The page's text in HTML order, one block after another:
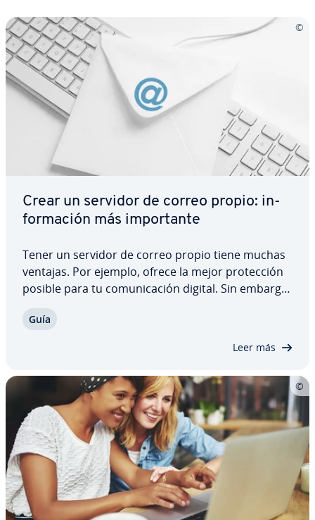
Crear un servidor de correo propio: in­
fo­r­ma­ción más im­po­r­ta­n­te
Tener un servidor de correo propio tiene muchas
ventajas. Por ejemplo, ofrece la mejor pro­te­c­ción
posible para tu co­mu­ni­ca­ción digital. Sin embargo,
problemas. Te ex­pli­ca­mos cuándo es buena idea
Guía
Leer más